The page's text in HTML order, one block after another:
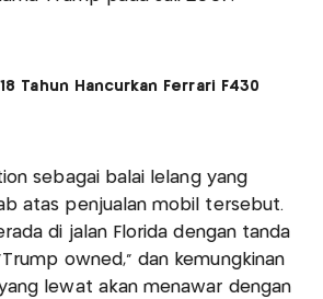
Tahun Hancurkan Ferrari F430
sebagai balai lelang yang
atas penjualan mobil tersebut.
di jalan Florida dengan tanda
owned," dan kemungkinan
lewat akan menawar dengan